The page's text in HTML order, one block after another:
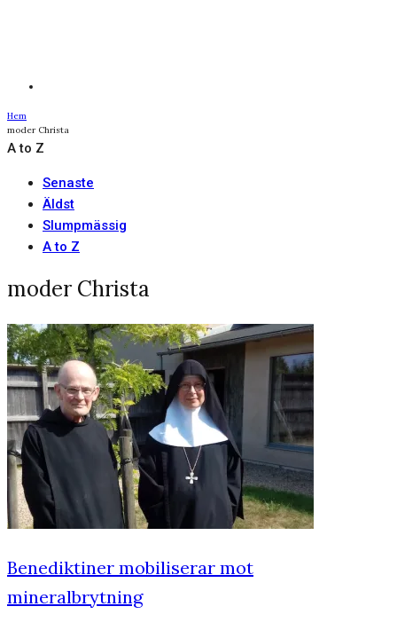
Hem
moder Christa
A to Z
Senaste
Äldst
Slumpmässig
A to Z
moder Christa
Benediktiner mobiliserar mot
mineralbrytning